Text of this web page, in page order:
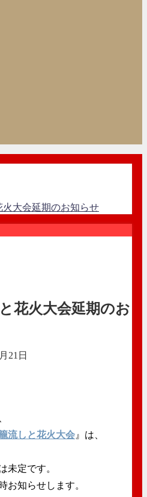
大会延期のお知らせ
花火大会延期のお
21日
流しと花火大会 』は、
未定です。
お知らせします。